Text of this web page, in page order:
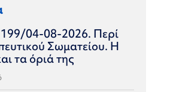
04-08-2026. Περί
Σωματείου. Η
τα όριά της